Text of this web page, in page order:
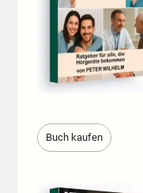
Buch kaufen